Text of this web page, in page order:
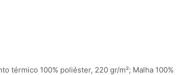
térmico 100% poliéster, 220 gr/m²; Malha 100%